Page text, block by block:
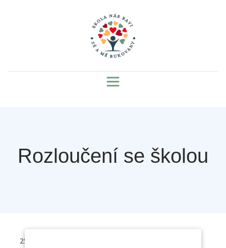
Rozloučení se školou
25.6.2026